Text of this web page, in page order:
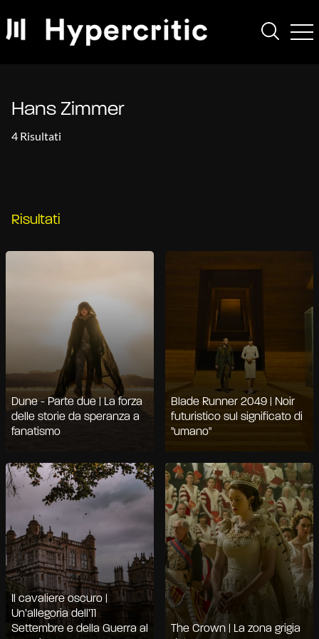
Hans Zimmer
4 Risultati
Risultati
Dune - Parte due | La forza
delle storie da speranza a
fanatismo
Blade Runner 2049 | Noir
futuristico sul significato di
"umano"
Il cavaliere oscuro |
Un’allegoria dell’11
Settembre e della Guerra al
The Crown | La zona grigia